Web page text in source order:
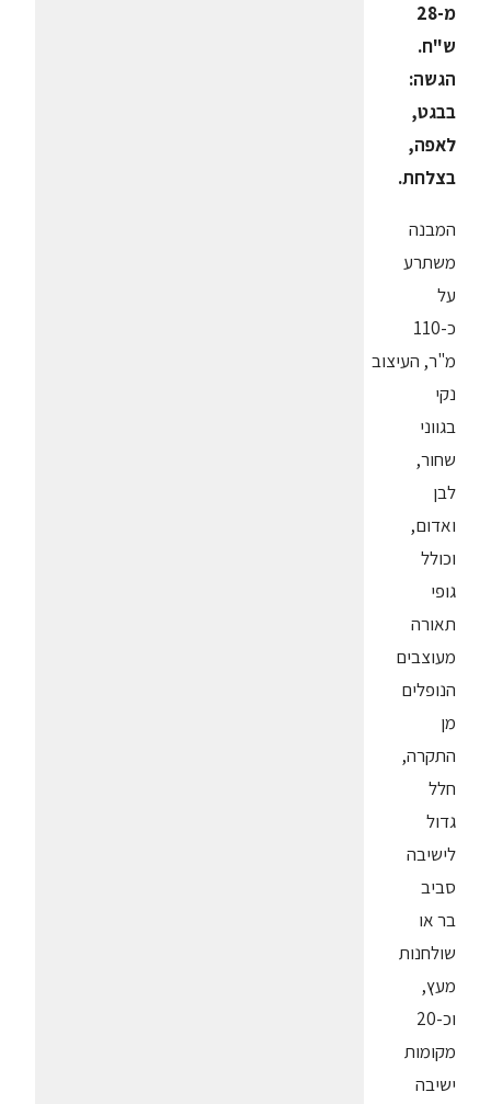
מ-28
ש"ח.
הגשה:
בבגט,
לאפה,
בצלחת.
המבנה
משתרע
על
כ-110
מ"ר, העיצוב
נקי
בגווני
שחור,
לבן
ואדום,
וכולל
גופי
תאורה
מעוצבים
הנופלים
מן
התקרה,
חלל
גדול
לישיבה
סביב
בר או
שולחנות
מעץ,
וכ-20
מקומות
ישיבה